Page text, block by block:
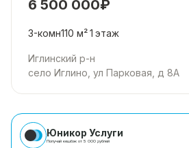
6 500 000₽
3-комн110 м²1 этаж
Иглинский р-н
село Иглино, ул Парковая, д 8А
Юникор Услуги
Получай кешбэк от 5 000 рублей